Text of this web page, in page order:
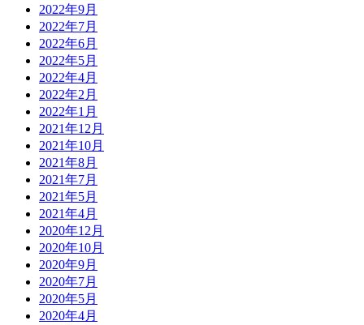
2022年9月
2022年7月
2022年6月
2022年5月
2022年4月
2022年2月
2022年1月
2021年12月
2021年10月
2021年8月
2021年7月
2021年5月
2021年4月
2020年12月
2020年10月
2020年9月
2020年7月
2020年5月
2020年4月